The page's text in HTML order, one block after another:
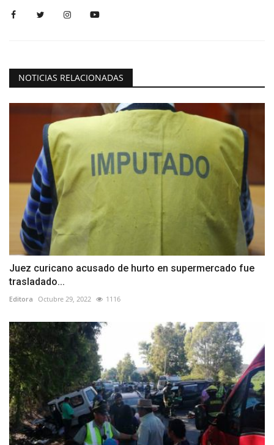
NOTICIAS RELACIONADAS
Juez curicano acusado de hurto en supermercado fue
trasladado...
Editora Octubre 29, 2022 1116